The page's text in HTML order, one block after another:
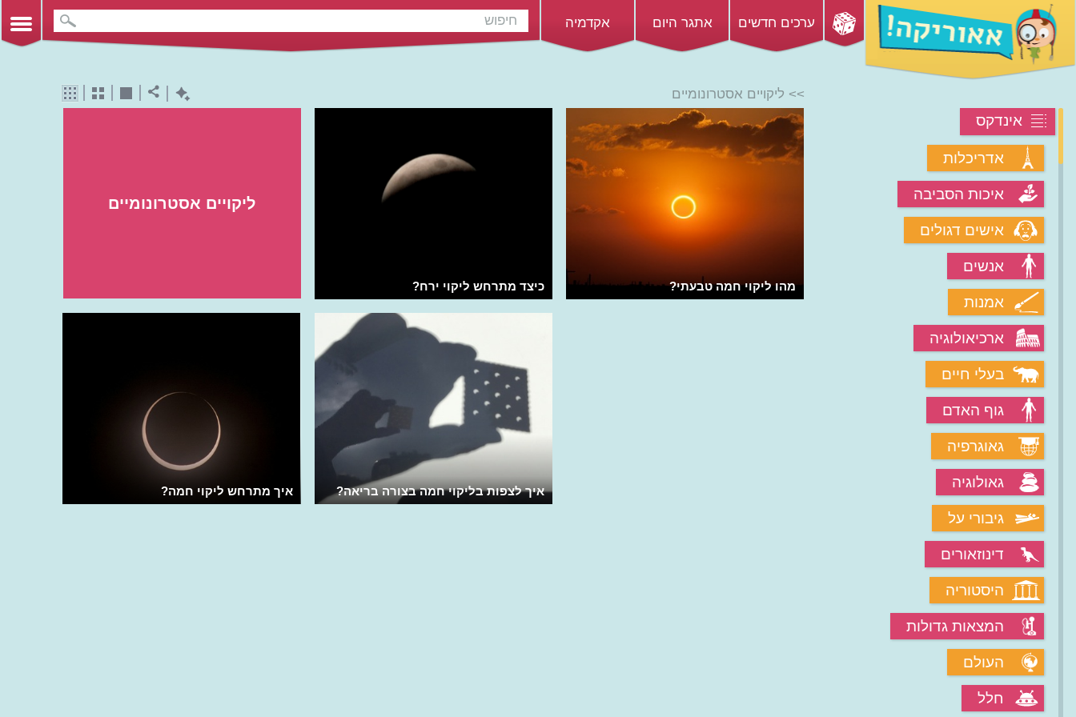
ערכים חדשים אתגר היום אקדמיה
אינדקס
אדריכלות
איכות הסביבה
אישים דגולים
אנשים
אמנות
ארכיאולוגיה
בעלי חיים
גוף האדם
גאוגרפיה
גאולוגיה
גיבורי על
דינוזאורים
היסטוריה
המצאות גדולות
העולם
חלל
>> ליקויים אסטרונומיים
ליקויים אסטרונומיים
כיצד מתרחש ליקוי ירח? מהו ליקוי חמה טבעתי?
איך מתרחש ליקוי חמה? איך לצפות בליקוי חמה בצורה בריאה?